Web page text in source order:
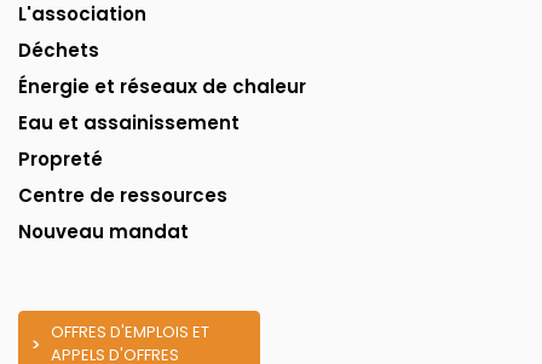
L'association
Déchets
Énergie et réseaux de chaleur
Eau et assainissement
Propreté
Centre de ressources
Nouveau mandat
OFFRES D'EMPLOIS ET
APPELS D'OFFRES